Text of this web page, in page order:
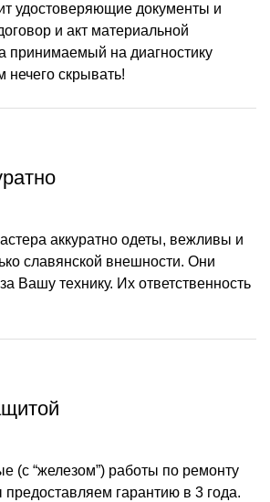
удостоверяющие документы и
и акт материальной
принимаемый на диагностику
нечего скрывать!
аккуратно одеты, вежливы и
славянской внешности. Они
Вашу технику. Их ответственность
(с “железом”) работы по ремонту
гарантию в 3 года.